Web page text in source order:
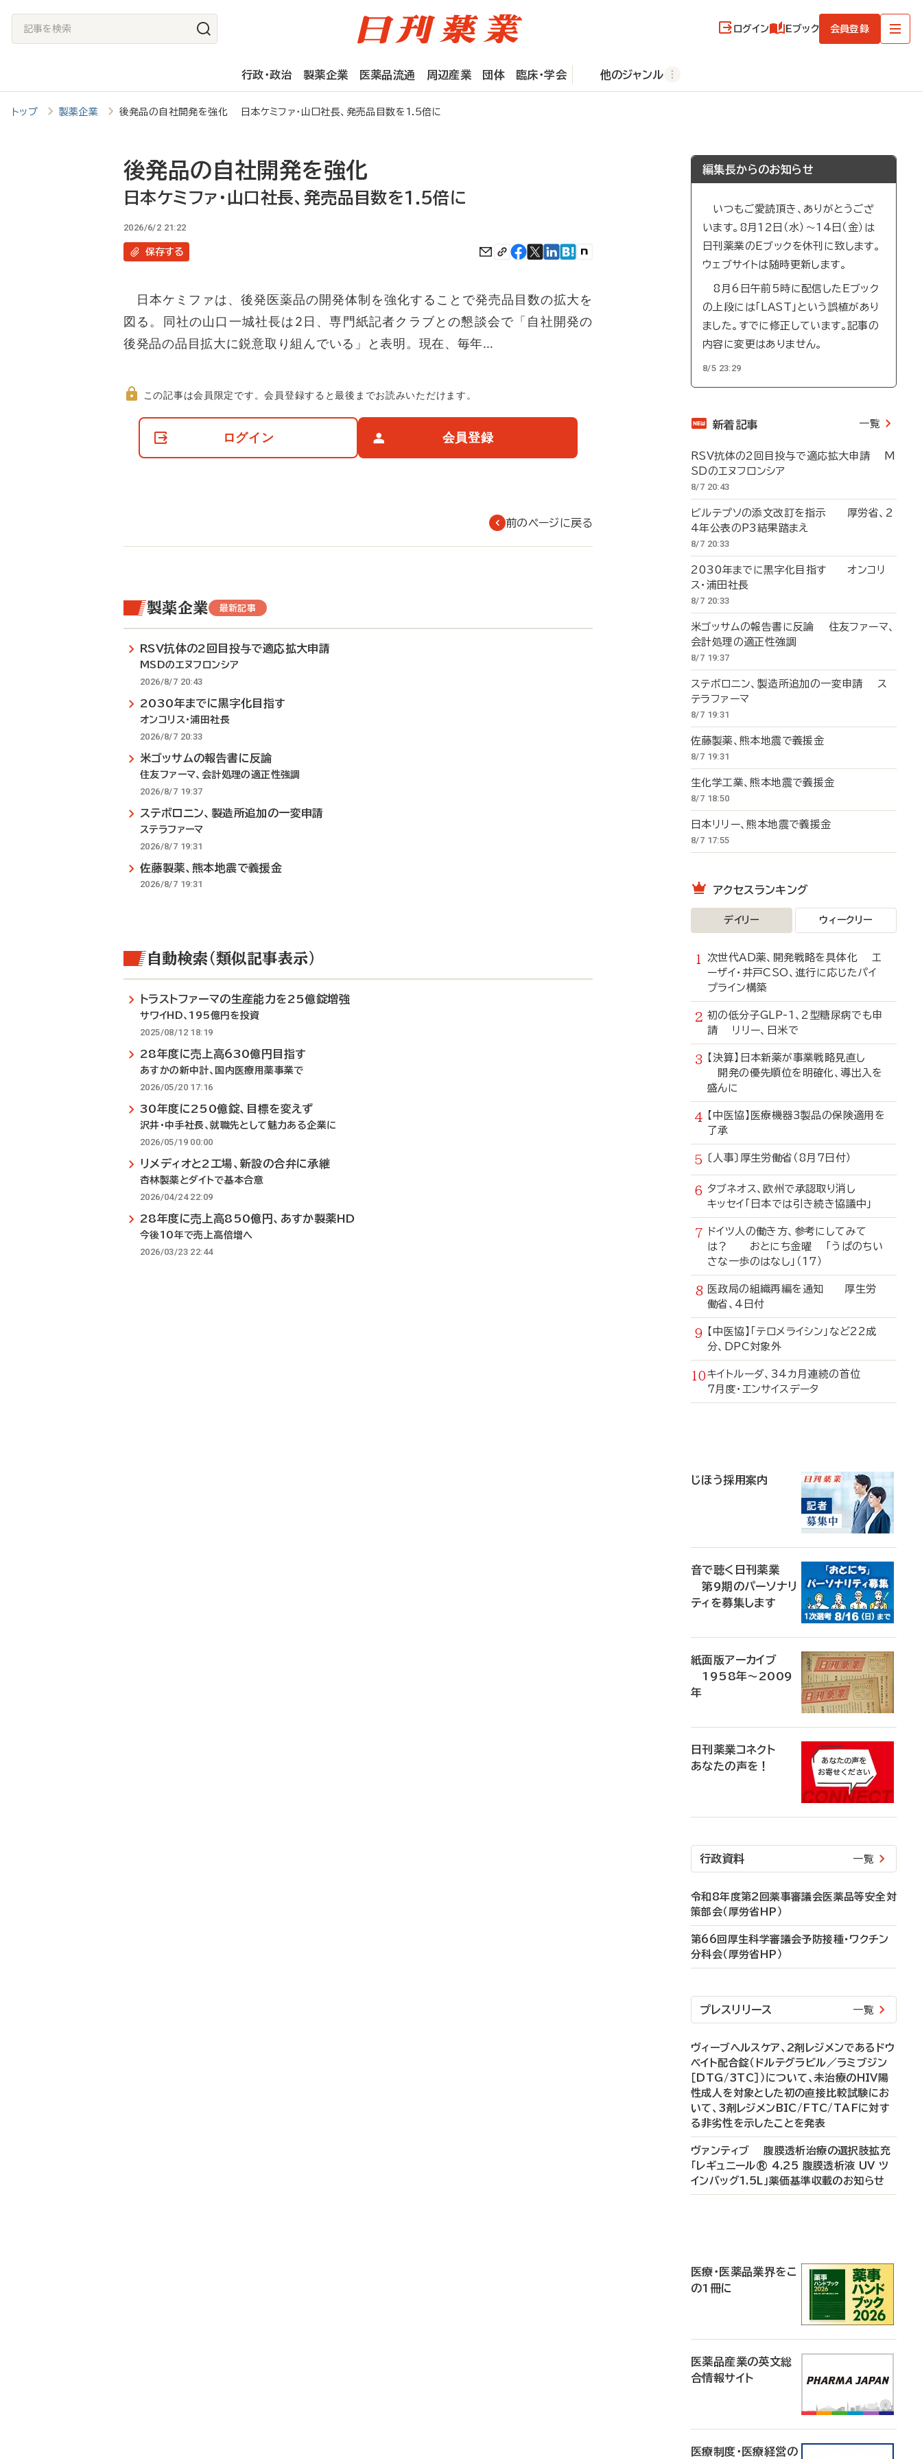
記
事
検
索
ログイン Eブック 会員登録
行政・政治 製薬企業 医薬品流通 周辺産業 団体 臨床・学会 他のジャンル
トップ 製薬企業 後発品の自社開発を強化 日本ケミファ・山口社長、発売品目数を1.5倍に
後発品の自社開発を強化
日本ケミファ・山口社長、発売品目数を1.5倍に
2026/6/2 21:22
保存する
日本ケミファは、後発医薬品の開発体制を強化することで発売品目数の拡大を
図る。同社の山口一城社長は2日、専門紙記者クラブとの懇談会で「自社開発の
後発品の品目拡大に鋭意取り組んでいる」と表明。現在、毎年…
て
この記事は会員限定です。会員登録すると最後までお読みいただけます。
ログイン 会員登録
前のページに戻る
製薬企業 最新記事
RSV抗体の2回目投与で適応拡大申請
MSDのエヌフロンシア
2026/8/7 20:43
2030年までに黒字化目指す
オンコリス・浦田社長
2026/8/7 20:33
米ゴッサムの報告書に反論
住友ファーマ、会計処理の適正性強調
2026/8/7 19:37
ステボロニン、製造所追加の一変申請
ステラファーマ
2026/8/7 19:31
佐藤製薬、熊本地震で義援金
2026/8/7 19:31
自動検索（類似記事表示）
トラストファーマの生産能力を25億錠増強
サワイHD、195億円を投資
2025/08/12 18:19
28年度に売上高630億円目指す
あすかの新中計、国内医療用薬事業で
2026/05/20 17:16
30年度に250億錠、目標を変えず
沢井・中手社長、就職先として魅力ある企業に
2026/05/19 00:00
リメディオと2工場、新設の合弁に承継
杏林製薬とダイトで基本合意
2026/04/24 22:09
28年度に売上高850億円、あすか製薬HD
今後10年で売上高倍増へ
2026/03/23 22:44
編集長からのお知らせ
いつもご愛読頂き、ありがとうござ
います。8月12日（水）～14日（金）は
日刊薬業のEブックを休刊に致します。
ウェブサイトは随時更新します。
8月6日午前5時に配信したEブック
の上段には「LAST」という誤植があり
ました。すでに修正しています。記事の
内容に変更はありません。
8/5 23:29
新着記事 一覧
RSV抗体の2回目投与で適応拡大申請 M
SDのエヌフロンシア
8/7 20:43
ビルテプソの添文改訂を指示 厚労省、2
4年公表のP3結果踏まえ
8/7 20:33
2030年までに黒字化目指す オンコリ
ス・浦田社長
8/7 20:33
米ゴッサムの報告書に反論 住友ファーマ、
会計処理の適正性強調
8/7 19:37
ステボロニン、製造所追加の一変申請 ス
テラファーマ
8/7 19:31
佐藤製薬、熊本地震で義援金
8/7 19:31
生化学工業、熊本地震で義援金
8/7 18:50
日本リリー、熊本地震で義援金
8/7 17:55
アクセスランキング
デイリー ウィークリー
次世代AD薬、開発戦略を具体化 エ
ーザイ・井戸CSO、進行に応じたパイ
プライン構築
初の低分子GLP-1、2型糖尿病でも申
請 リリー、日米で
【決算】日本新薬が事業戦略見直し
開発の優先順位を明確化、導出入を
盛んに
【中医協】医療機器3製品の保険適用を
了承
〔人事〕厚生労働省（8月7日付）
タブネオス、欧州で承認取り消し
キッセイ「日本では引き続き協議中」
ドイツ人の働き方、参考にしてみて
は？ おとにち金曜 「うぱのちい
さな一歩のはなし」（17）
医政局の組織再編を通知 厚生労
働省、4日付
【中医協】「テロメライシン」など22成
分、DPC対象外
キイトルーダ、34カ月連続の首位
7月度・エンサイスデータ
じほう採用案内
音で聴く日刊薬業
第9期のパーソナリ
ティを募集します
紙面版アーカイブ
1958年～2009
年
日刊薬業コネクト
あなたの声を！
行政資料 一覧
令和8年度第2回薬事審議会医薬品等安全対
策部会（厚労省HP）
第66回厚生科学審議会予防接種・ワクチン
分科会（厚労省HP）
プレスリリース 一覧
ヴィーブヘルスケア、2剤レジメンであるドウ
ベイト配合錠（ドルテグラビル／ラミブジン
［DTG/3TC］）について、未治療のHIV陽
性成人を対象とした初の直接比較試験にお
いて、3剤レジメンBIC/FTC/TAFに対す
る非劣性を示したことを発表
ヴァンティブ 腹膜透析治療の選択肢拡充
「レギュニール® 4.25 腹膜透析液 UV ツ
インバッグ1.5L」薬価基準収載のお知らせ
医療・医薬品業界をこ
の1冊に
医薬品産業の英文総
合情報サイト
医療制度・医療経営の